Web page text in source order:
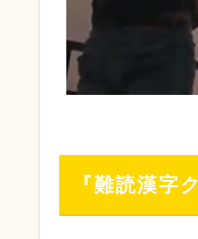
『難読漢字